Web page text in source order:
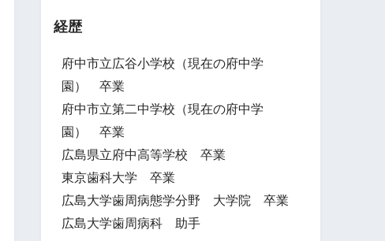
経歴
府中市立広谷小学校（現在の府中学
園） 卒業
府中市立第二中学校（現在の府中学
園） 卒業
広島県立府中高等学校 卒業
東京歯科大学 卒業
広島大学歯周病態学分野 大学院 卒業
広島大学歯周病科 助手